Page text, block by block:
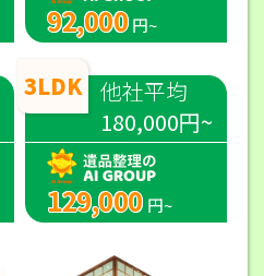
92,000 円~
3LDK 他社平均
180,000円~
129,000 円~